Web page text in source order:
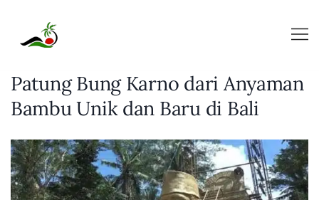
content
Patung Bung Karno dari Anyaman
Bambu Unik dan Baru di Bali